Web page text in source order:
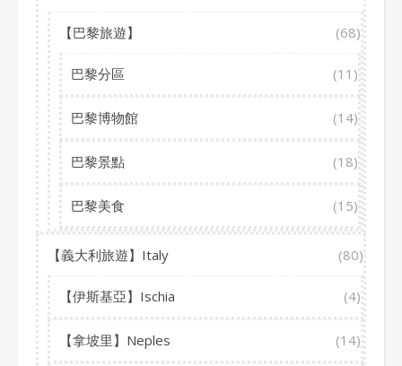
【巴黎旅遊】 (68)
巴黎分區 (11)
巴黎博物館 (14)
巴黎景點 (18)
巴黎美食 (15)
【義大利旅遊】Italy (80)
【伊斯基亞】Ischia (4)
【拿坡里】Neples (14)